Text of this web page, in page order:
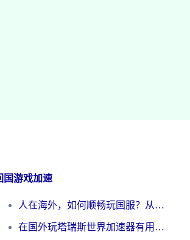
国游戏加速
人在海外，如何顺畅玩国服？从《王者荣耀》到《云图计划》的加速器终极指南
在国外玩塔瑞斯世界加速器有用吗？海外玩家亲测后的真实答案